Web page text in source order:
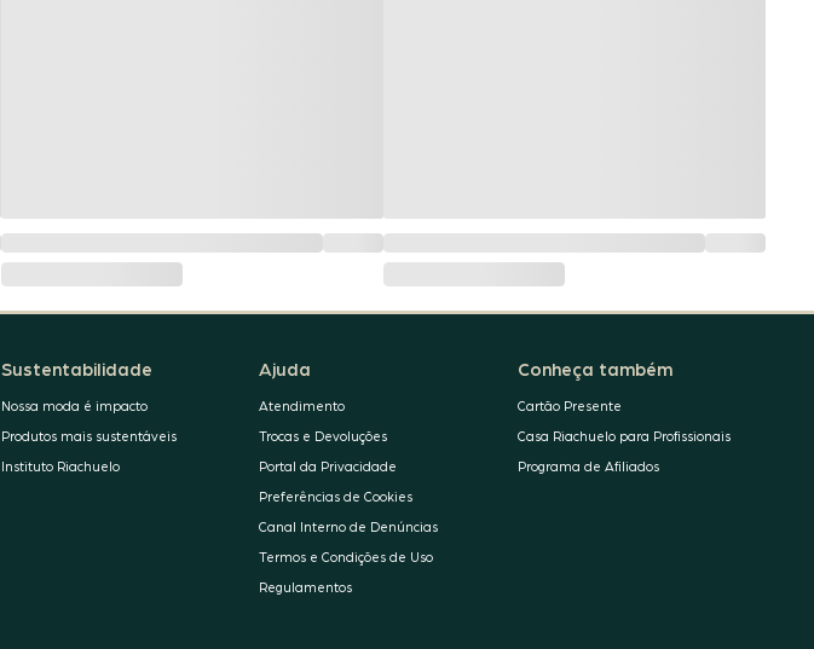
Sustentabilidade
Nossa moda é impacto
Produtos mais sustentáveis
Instituto Riachuelo
Ajuda
Atendimento
Trocas e Devoluções
Portal da Privacidade
Preferências de Cookies
Canal Interno de Denúncias
Termos e Condições de Uso
Regulamentos
Conheça também
Cartão Presente
Casa Riachuelo para Profissionais
Programa de Afiliados